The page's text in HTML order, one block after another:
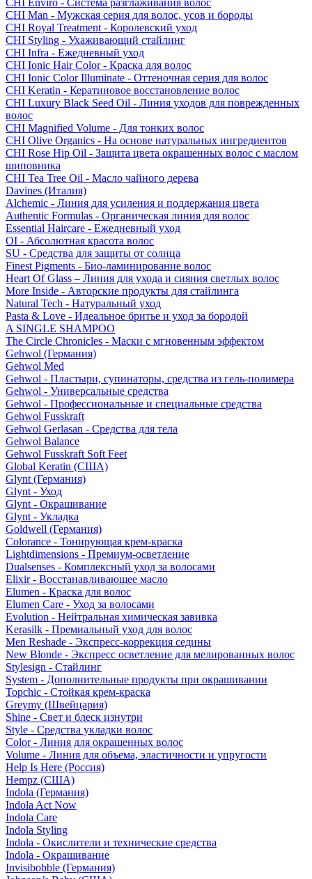
CHI Enviro - Система разглаживания волос
CHI Man - Мужская серия для волос, усов и бороды
CHI Royal Treatment - Королевский уход
CHI Styling - Ухаживающий стайлинг
CHI Infra - Ежедневный уход
CHI Ionic Hair Color - Краска для волос
CHI Ionic Color Illuminate - Оттеночная серия для волос
CHI Keratin - Кератиновое восстановление волос
CHI Luxury Black Seed Oil - Линия уходов для поврежденных
волос
CHI Magnified Volume - Для тонких волос
CHI Olive Organics - На основе натуральных ингредиентов
CHI Rose Hip Oil - Защита цвета окрашенных волос с маслом
шиповника
CHI Tea Tree Oil - Масло чайного дерева
Davines (Италия)
Alchemic - Линия для усиления и поддержания цвета
Authentic Formulas - Органическая линия для волос
Essential Haircare - Eжедневный уход
OI - Абсолютная красота волос
SU - Средства для защиты от солнца
Finest Pigments - Био-ламинирование волос
Heart Of Glass – Линия для ухода и сияния светлых волос
More Inside - Авторские продукты для стайлинга
Natural Tech - Натуральный уход
Pasta & Love - Идеальное бритье и уход за бородой
A SINGLE SHAMPOO
The Circle Chronicles - Маски с мгновенным эффектом
Gehwol (Германия)
Gehwol Med
Gehwol - Пластыри, супинаторы, средства из гель-полимера
Gehwol - Универсальные средства
Gehwol - Профессиональные и специальные средства
Gehwol Fusskraft
Gehwol Gerlasan - Средства для тела
Gehwol Balance
Gehwol Fusskraft Soft Feet
Global Keratin (США)
Glynt (Германия)
Glynt - Уход
Glynt - Окрашивание
Glynt - Укладка
Goldwell (Германия)
Colorance - Тонирующая крем-краска
Lightdimensions - Премиум-осветление
Dualsenses - Комплексный уход за волосами
Elixir - Восстанавливающее масло
Elumen - Краска для волос
Elumen Care - Уход за волосами
Evolution - Нейтральная химическая завивка
Kerasilk - Премиальный уход для волос
Men Reshade - Экспресс-коррекция седины
New Blonde - Экспресс осветление для мелированных волос
Stylesign - Стайлинг
System - Дополнительные продукты при окрашивании
Topchic - Стойкая крем-краска
Greymy (Швейцария)
Shine - Свет и блеск изнутри
Style - Средства укладки волос
Color - Линия для окрашенных волос
Volume - Линия для объема, эластичности и упругости
Help Is Here (Россия)
Hempz (США)
Indola (Германия)
Indola Act Now
Indola Care
Indola Styling
Indola - Окислители и технические средства
Indola - Окрашивание
Invisibobble (Германия)